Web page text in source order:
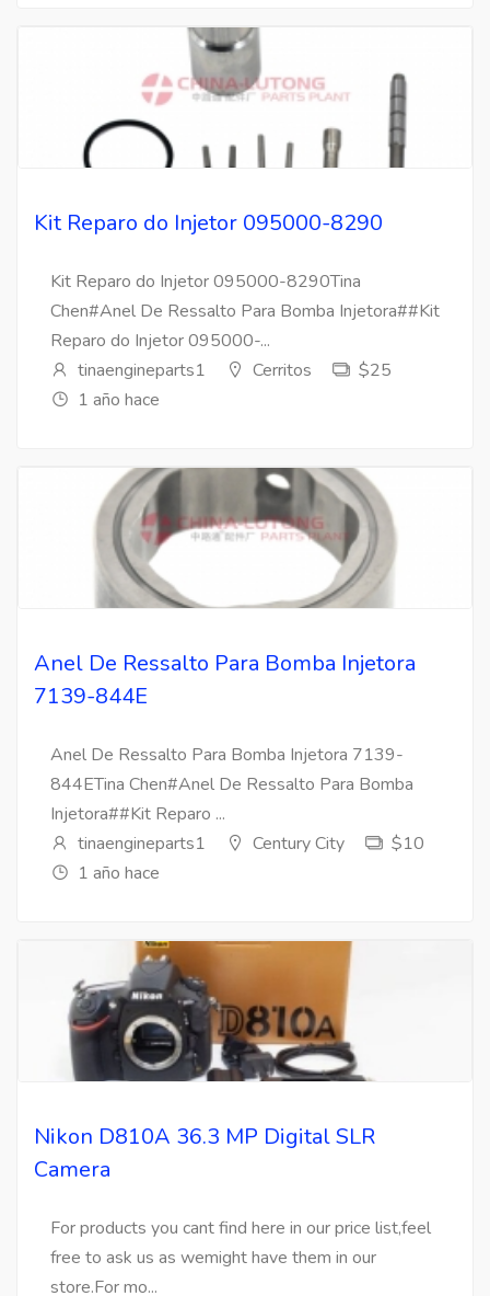
Kit Reparo do Injetor 095000-8290
Kit Reparo do Injetor 095000-8290Tina
Chen#Anel De Ressalto Para Bomba Injetora##Kit
Reparo do Injetor 095000-...
tinaengineparts1
Cerritos
$25
1 año hace
Anel De Ressalto Para Bomba Injetora
7139-844E
Anel De Ressalto Para Bomba Injetora 7139-
844ETina Chen#Anel De Ressalto Para Bomba
Injetora##Kit Reparo ...
tinaengineparts1
Century City
$10
1 año hace
Nikon D810A 36.3 MP Digital SLR
Camera
For products you cant find here in our price list,feel
free to ask us as wemight have them in our
store.For mo...